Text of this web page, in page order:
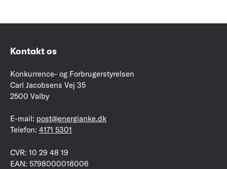
Kontakt os
Konkurrence- og Forbrugerstyrelsen
Carl Jacobsens Vej 35
2500 Valby
E-mail: post@energianke.dk
Telefon: 4171 5301
CVR: 10 29 48 19
EAN: 5798000018006